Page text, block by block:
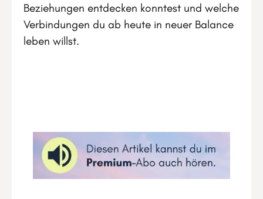
Beziehungen entdecken konntest und welche
Verbindungen du ab heute in neuer Balance
leben willst.